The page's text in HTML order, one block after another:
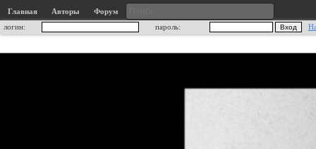
Главная Авторы
Форум
логин:
пароль: